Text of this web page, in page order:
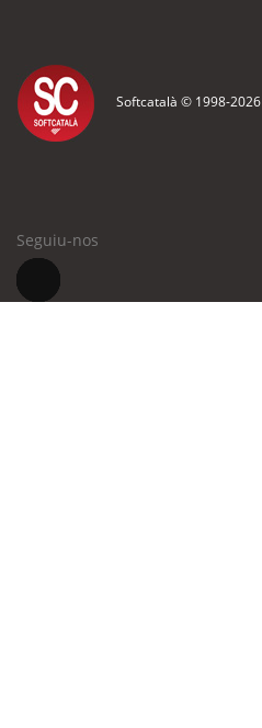
Softcatalà © 1998-2026
Seguiu-nos